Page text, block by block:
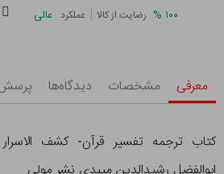
۱۰۰ % رضایت از کالا | عملکرد عالی
معرفی مشخصات دیدگاه‌ها